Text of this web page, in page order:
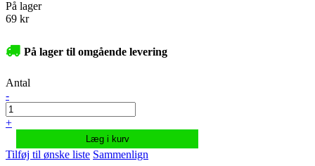
På lager
69 kr
På lager til omgående levering
Antal
-
+
Læg i kurv
Tilføj til ønske liste Sammenlign